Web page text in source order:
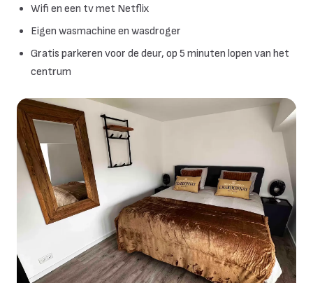
Wifi en een tv met Netflix
Eigen wasmachine en wasdroger
Gratis parkeren voor de deur, op 5 minuten lopen van het
centrum